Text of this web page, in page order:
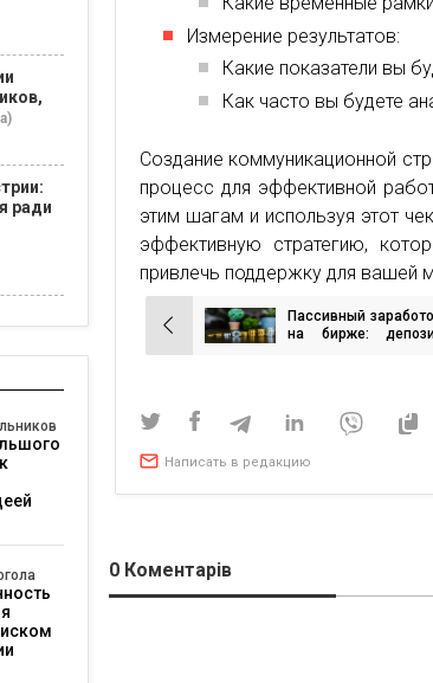
Измерение результатов:
Какие показатели вы
Как часто вы будете
Создание коммуникационной
процесс для эффективной
этим шагам и используя этот
эффективную стратегию,
привлечь поддержку для вашей
Навигация
по
Пассивный
на бирже:
Написать в редакцию
0 Коментарів
ради